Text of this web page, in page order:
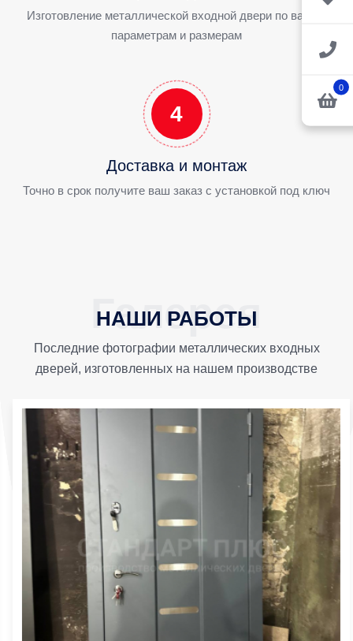
0
Изготовление металлической входной двери по вашим
параметрам и размерам
4
Доставка и монтаж
Точно в срок получите ваш заказ с установкой под ключ
НАШИ РАБОТЫ
Последние фотографии металлических входных
дверей, изготовленных на нашем производстве